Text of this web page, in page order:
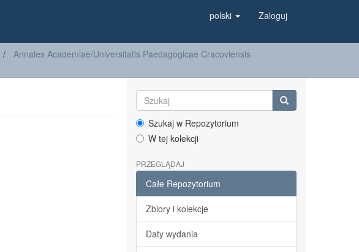
polski Zaloguj
Annales Academiae/Universitatis Paedagogicae Cracoviensis
Szukaj w Repozytorium
W tej kolekcji
PRZEGLĄDAJ
Całe Repozytorium
Zbiory i kolekcje
Daty wydania